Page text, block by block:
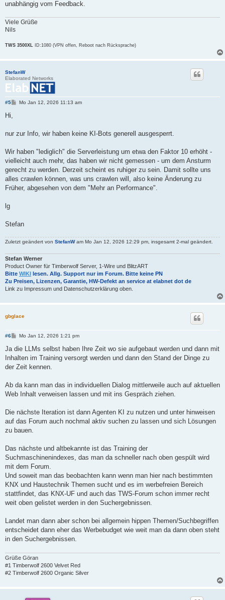
unabhängig vom Feedback.
Viele Grüße
Nils
TWS 3500XL ID:1080 (VPN offen, Reboot nach Rücksprache)
StefanW
Elaborated Networks
#5
B
a
Mo Jan 12, 2026 11:13 am
Hi,
nur zur Info, wir haben keine KI-Bots generell ausgesperrt.
Wir haben "lediglich" die Serverleistung um etwa den Faktor 10 erhöht -
vielleicht auch mehr, das haben wir nicht gemessen - um dem Ansturm
gerecht zu werden. Derzeit scheint es ruhiger zu sein. Damit sollte uns
alles crawlen können, was uns crawlen will, also keine Änderung zu
Früher, abgesehen von dem "Mehr an Performance".
lg
Stefan
Zuletzt geändert von StefanWam Mo Jan 12, 2026 12:29 pm, insgesamt 2-mal geändert.
Stefan Werner
Product Owner für Timberwolf Server, 1-Wire und BlitzART
Bitte WIKI lesen. Allg. Support nur im Forum. Bitte keine PN
Zu Preisen, Lizenzen, Garantie, HW-Defekt an service at elabnet dot de
Link zu Impressum und Datenschutzerklärung oben.
gbglace
#6
B
i
r
a
Mo Jan 12, 2026 1:21 pm
Ja die LLMs selbst haben Ihre Zeit wo sie aufgebaut werden und dann mit
Inhalten im Training versorgt werden und dann den Stand der Dinge zu
der Zeit kennen.
Ab da kann man das in individuellen Dialog mittlerweile auch auf aktuellen
Web Inhalt verweisen lassen und mit ins Gespräch ziehen.
Die nächste Iteration ist dann Agenten KI zu nutzen und unter hinweisen
auf das Forum auch nochmal aktiv suchen zu lassen und sich Lösungen
zu bauen.
Das nächste und altbekannte ist das Training der
Suchmaschinenindexes, das man da schneller nach oben gespült wird
mit dem Forum.
Und soweit man das beobachten kann wenn man hier nach bestimmten
KNX und Haustechnik Themen sucht und es im werbefreien Bereich
stattfindet, das KNX-UF und auch das TWS-Forum schon immer recht
weit oben gelistet werden in den Suchergebnissen.
Landet man dann aber schon bei allgemein hippen Themen/Suchbegriffen
entscheidet dann eher das Werbebudget wie weit man da dann oben steht
in den Suchergebnissen.
Grüße Göran
#1 Timberwolf 2600 Velvet Red
#2 Timberwolf 2600 Organic Silver